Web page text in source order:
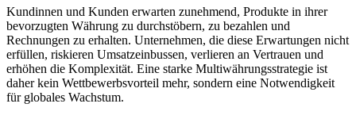
Kundinnen und Kunden erwarten zunehmend, Produkte in ihrer
bevorzugten Währung zu durchstöbern, zu bezahlen und
Rechnungen zu erhalten. Unternehmen, die diese Erwartungen nicht
erfüllen, riskieren Umsatzeinbussen, verlieren an Vertrauen und
erhöhen die Komplexität. Eine starke Multiwährungsstrategie ist
daher kein Wettbewerbsvorteil mehr, sondern eine Notwendigkeit
für globales Wachstum.